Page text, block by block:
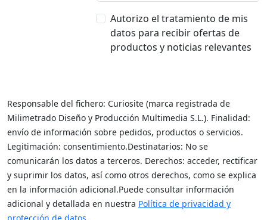
Autorizo el tratamiento de mis
datos para recibir ofertas de
productos y noticias relevantes
Responsable del fichero: Curiosite (marca registrada de
Milimetrado Diseño y Producción Multimedia S.L.). Finalidad:
envío de información sobre pedidos, productos o servicios.
Legitimación: consentimiento.Destinatarios: No se
comunicarán los datos a terceros. Derechos: acceder, rectificar
y suprimir los datos, así como otros derechos, como se explica
en la información adicional.Puede consultar información
adicional y detallada en nuestra Política de privacidad y